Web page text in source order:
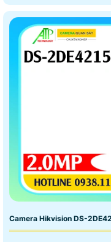
Camera Hikvision DS-